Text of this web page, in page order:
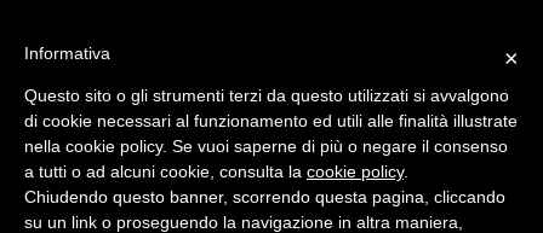
×
Informativa
Questo sito o gli strumenti terzi da questo utilizzati si avvalgono
di cookie necessari al funzionamento ed utili alle finalità illustrate
nella cookie policy. Se vuoi saperne di più o negare il consenso
a tutti o ad alcuni cookie, consulta la cookie policy.
Chiudendo questo banner, scorrendo questa pagina, cliccando
su un link o proseguendo la navigazione in altra maniera,